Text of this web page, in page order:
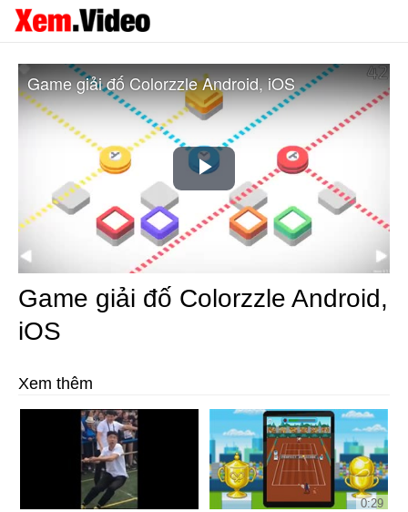
Play
Video
Game giải đố Colorzzle Android, iOS
Game giải đố Colorzzle Android,
iOS
Xem thêm
0:29